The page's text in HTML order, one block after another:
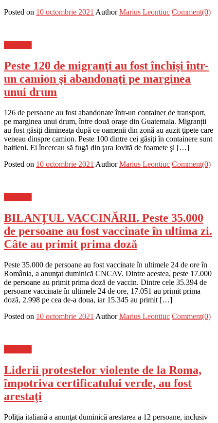
Posted on 10 octombrie 2021 Author Marius Leontiuc Comment(0)
Peste 120 de migranţi au fost închişi într-
un camion şi abandonaţi pe marginea
unui drum
126 de persoane au fost abandonate într-un container de transport,
pe marginea unui drum, între două oraşe din Guatemala. Migranții
au fost găsiți dimineaţa după ce oamenii din zonă au auzit ţipete care
veneau dinspre camion. Peste 100 dintre cei găsiţi în containere sunt
haitieni. Ei încercau să fugă din ţara lovită de foamete şi […]
Posted on 10 octombrie 2021 Author Marius Leontiuc Comment(0)
BILANȚUL VACCINĂRII. Peste 35.000
de persoane au fost vaccinate în ultima zi.
Câte au primit prima doză
Peste 35.000 de persoane au fost vaccinate în ultimele 24 de ore în
România, a anunţat duminică CNCAV. Dintre acestea, peste 17.000
de persoane au primit prima doză de vaccin. Dintre cele 35.394 de
persoane vaccinate în ultimele 24 de ore, 17.051 au primit prima
doză, 2.998 pe cea de-a doua, iar 15.345 au primit […]
Posted on 10 octombrie 2021 Author Marius Leontiuc Comment(0)
Liderii protestelor violente de la Roma,
împotriva certificatului verde, au fost
arestaţi
Poliţia italiană a anunţat duminică arestarea a 12 persoane, inclusiv